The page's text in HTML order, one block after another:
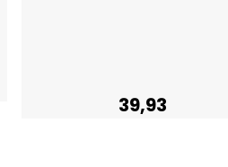
39,93